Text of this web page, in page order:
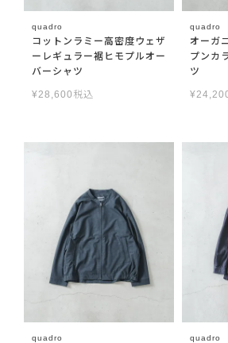
quadro
コットンラミー高密度ウェザ
ーレギュラー裾ヒモプルオー
バーシャツ
¥28,600 税込
quadro
オーガ
プンカ
ツ
¥
quadro quadro